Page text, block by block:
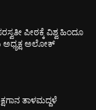
ಪೀಠಕ್ಕೆ ವಿಶ್ವ ಹಿಂದೂ
ಅಧ್ಯಕ್ಷ ಅಲೋಕ್
ತಾಳಮದ್ದಳೆ